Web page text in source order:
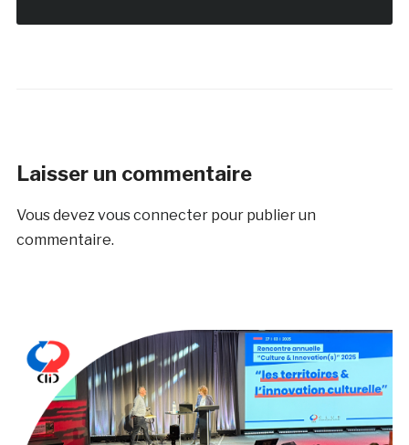
Laisser un commentaire
Vous devez vous connecterpour publier un
commentaire.